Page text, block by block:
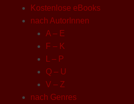
Kostenlose eBooks
nach AutorInnen
A – E
F – K
L – P
Q – U
V – Z
nach Genres